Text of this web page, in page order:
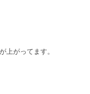
上がってます。